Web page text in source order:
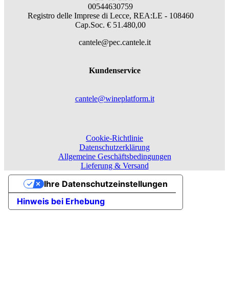
00544630759
Registro delle Imprese di Lecce, REA:LE - 108460
Cap.Soc. € 51.480,00
cantele@pec.cantele.it
Kundenservice
cantele@wineplatform.it
Cookie-Richtlinie
Datenschutzerklärung
Allgemeine Geschäftsbedingungen
Lieferung & Versand
Hinweis bei Erhebung
Ihre Datenschutzeinstellungen